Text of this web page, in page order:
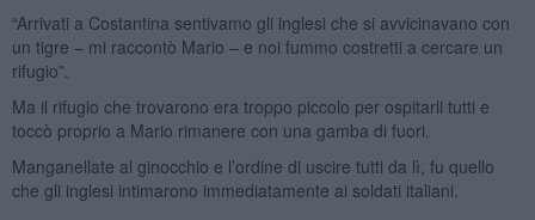
“Arrivati a Costantina sentivamo gli inglesi che si avvicinavano con
un tigre – mi raccontò Mario – e noi fummo costretti a cercare un
rifugio”.
Ma il rifugio che trovarono era troppo piccolo per ospitarli tutti e
toccò proprio a Mario rimanere con una gamba di fuori.
Manganellate al ginocchio e l’ordine di uscire tutti da lì, fu quello
che gli inglesi intimarono immediatamente ai soldati italiani.